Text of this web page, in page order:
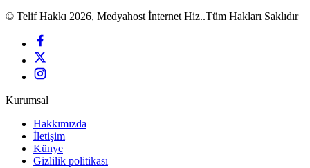
© Telif Hakkı 2026, Medyahost İnternet Hiz..Tüm Hakları Saklıdır
Kurumsal
Hakkımızda
İletişim
Künye
Gizlilik politikası